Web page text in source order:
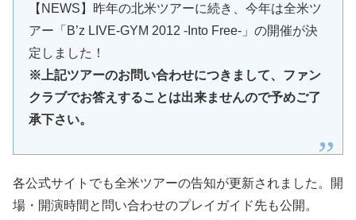
【NEWS】昨年の北米ツアーに続き、今年は全米ツ
アー「B’z LIVE-GYM 2012 -Into Free-」の開催が決
定しました！
※上記ツアーのお問い合わせにつきまして、ファン
クラブでお答えすることは出来ませんので予めご了
承下さい。
各公式サイトでも全米ツアーの告知が更新されました。開
場・開演時間と問い合わせのプレイガイド先も公開。